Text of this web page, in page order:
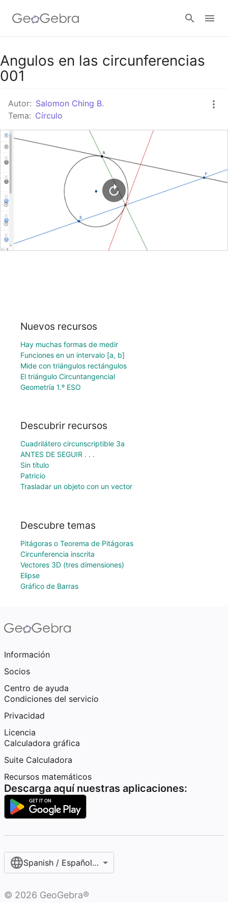
Google Classroom
Abrir sesión
Angulos en las circunferencias
001
Autor: Salomon Ching B.
Tema: Círculo
Nuevos recursos
Hay muchas formas de medir
Funciones en un intervalo [a, b]
Mide con triángulos rectángulos
El triángulo Circuntangencial
Geometría 1.º ESO
Descubrir recursos
Cuadrilátero circunscriptible 3a
ANTES DE SEGUIR . . .
Sin título
Patricio
Trasladar un objeto con un vector
Descubre temas
Pitágoras o Teorema de Pitágoras
Circunferencia inscrita
Vectores 3D (tres dimensiones)
Elipse
Gráfico de Barras
Información
Socios
Centro de ayuda
Condiciones del servicio
Privacidad
Licencia
Calculadora gráfica
Suite Calculadora
Recursos matemáticos
Descarga aquí nuestras aplicaciones:
Spanish / Español (internacional)
© 2026 GeoGebra®